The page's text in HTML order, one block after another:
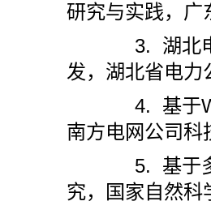
研究与实践，广
3. 湖北电
发，湖北省电力
4. 基于
南方电网公司科
5. 基于多
究，国家自然科